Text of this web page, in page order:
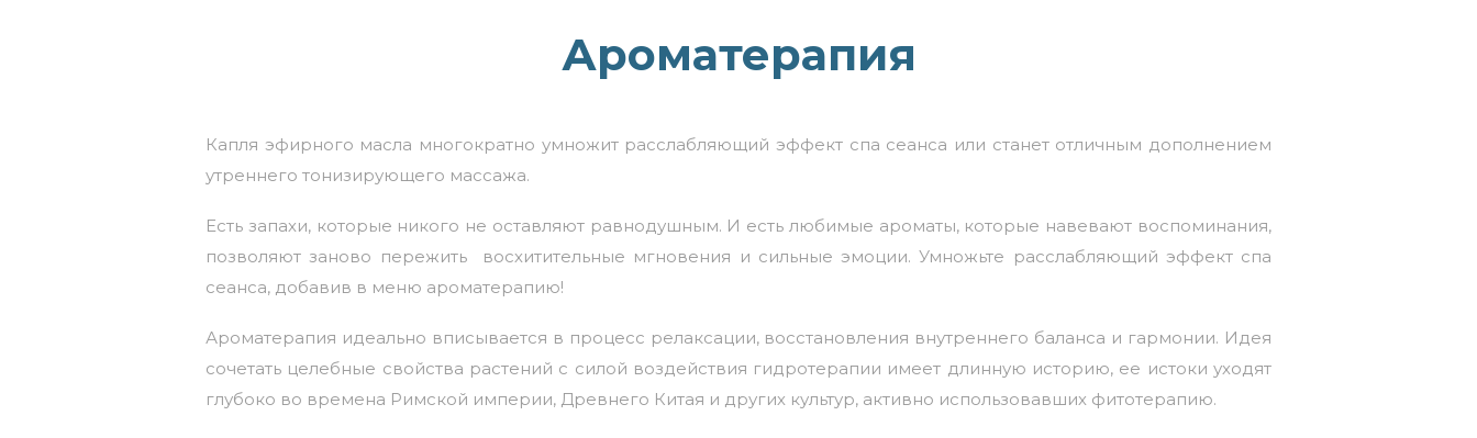
Ароматерапия
Капля эфирного масла многократно умножит расслабляющий эффект спа сеанса или станет отличным дополнением
утреннего тонизирующего массажа.
Есть запахи, которые никого не оставляют равнодушным. И есть любимые ароматы, которые навевают воспоминания,
позволяют заново пережить восхитительные мгновения и сильные эмоции. Умножьте расслабляющий эффект спа
сеанса, добавив в меню ароматерапию!
Ароматерапия идеально вписывается в процесс релаксации, восстановления внутреннего баланса и гармонии. Идея
сочетать целебные свойства растений с силой воздействия гидротерапии имеет длинную историю, ее истоки уходят
глубоко во времена Римской империи, Древнего Китая и других культур, активно использовавших фитотерапию.